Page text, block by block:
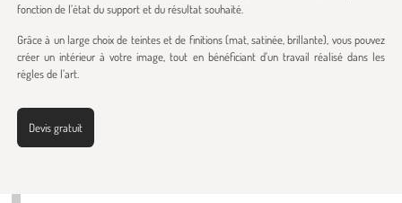
fonction de l’état du support et du résultat souhaité.
Grâce à un large choix de teintes et de finitions (mat, satinée, brillante), vous pouvez
créer un intérieur à votre image, tout en bénéficiant d’un travail réalisé dans les
règles de l’art.
Devis gratuit